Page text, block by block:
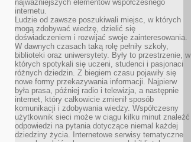
najważniejszych elementów współczesnego
internetu.
Ludzie od zawsze poszukiwali miejsc, w których
mogą zdobywać wiedzę, dzielić się
doświadczeniem i rozwijać swoje zainteresowania.
W dawnych czasach taką rolę pełniły szkoły,
biblioteki oraz uniwersytety. Były to przestrzenie, w
których spotykali się uczeni, studenci i pasjonaci
różnych dziedzin. Z biegiem czasu pojawiły się
nowe formy przekazywania informacji. Najpierw
była prasa, później radio i telewizja, a następnie
internet, który całkowicie zmienił sposób
komunikacji i zdobywania wiedzy. Współczesny
użytkownik sieci może w ciągu kilku minut znaleźć
odpowiedzi na pytania dotyczące niemal każdej
dziedziny życia. Internetowe serwisy tematyczne